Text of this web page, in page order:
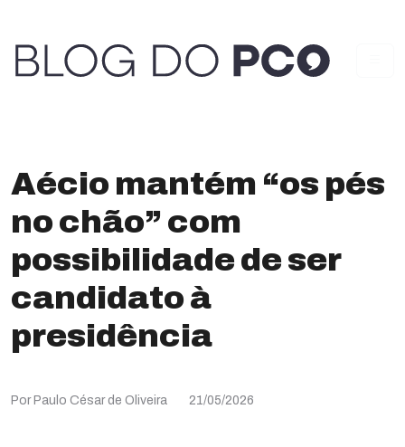
Aécio mantém “os pés
no chão” com
possibilidade de ser
candidato à
presidência
Por Paulo César de Oliveira 21/05/2026